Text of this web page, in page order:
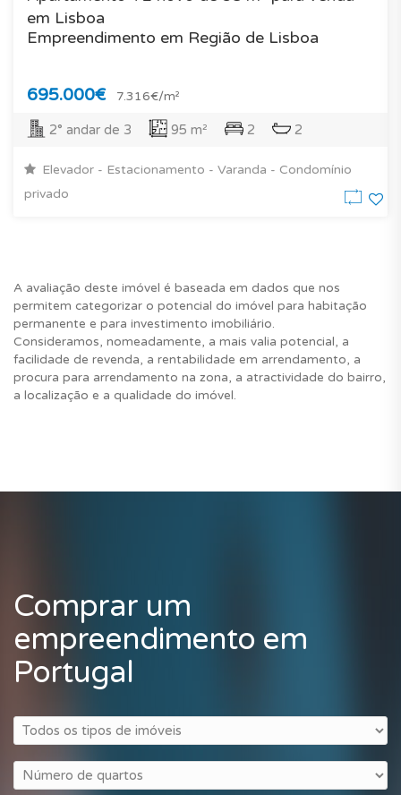
em Lisboa
Empreendimento em Região de Lisboa
695.000€ 7.316€/m²
2° andar de 3 95 m² 2 2
Elevador - Estacionamento - Varanda - Condomínio
privado
A avaliação deste imóvel é baseada em dados que nos
permitem categorizar o potencial do imóvel para habitação
permanente e para investimento imobiliário.
Consideramos, nomeadamente, a mais valia potencial, a
facilidade de revenda, a rentabilidade em arrendamento, a
procura para arrendamento na zona, a atractividade do bairro,
a localização e a qualidade do imóvel.
Comprar um
empreendimento em
Portugal